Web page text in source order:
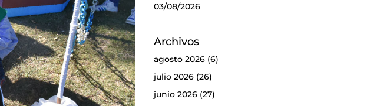
03/08/2026
Archivos
agosto 2026(6)
julio 2026(26)
junio 2026(27)